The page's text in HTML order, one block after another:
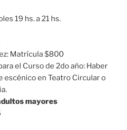
19 hs. a 21 hs.
Matrícula $800
el Curso de 2do año: Haber
escénico en Teatro Circular o
mayores